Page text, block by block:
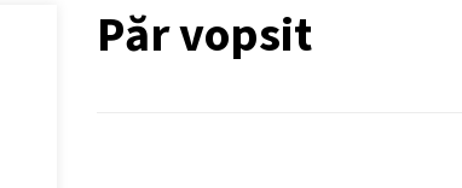
Păr vopsit